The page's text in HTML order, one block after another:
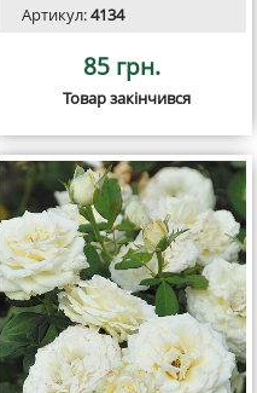
Артикул:4134
85 грн.
Товар закінчився